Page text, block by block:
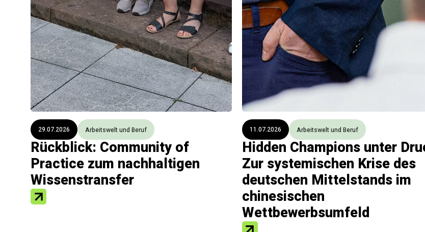
29.07.2026 Arbeitswelt und Beruf
Rückblick: Community of
Practice zum nachhaltigen
Wissenstransfer
11.07.2026 Arbeitswelt und Beruf
Hidden Champions unter
Zur systemischen Krise des
deutschen Mittelstands im
chinesischen
Wettbewerbsumfeld